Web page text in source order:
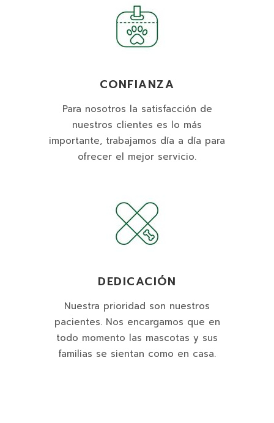
CONFIANZA
Para nosotros la satisfacción de
nuestros clientes es lo más
importante, trabajamos día a día para
ofrecer el mejor servicio.
DEDICACIÓN
Nuestra prioridad son nuestros
pacientes. Nos encargamos que en
todo momento las mascotas y sus
familias se sientan como en casa.